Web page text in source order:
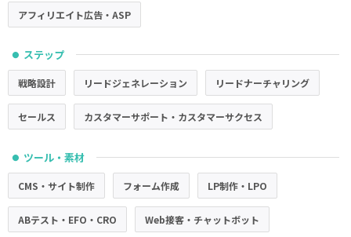
アフィリエイト広告・ASP
● ステップ
戦略設計 リードジェネレーション リードナーチャリング
セールス カスタマーサポート・カスタマーサクセス
● ツール・素材
CMS・サイト制作 フォーム作成 LP制作・LPO
ABテスト・EFO・CRO Web接客・チャットボット